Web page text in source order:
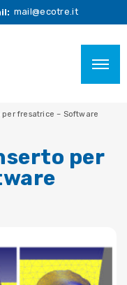
mail@ecotre.it
fresatrice – Software
per